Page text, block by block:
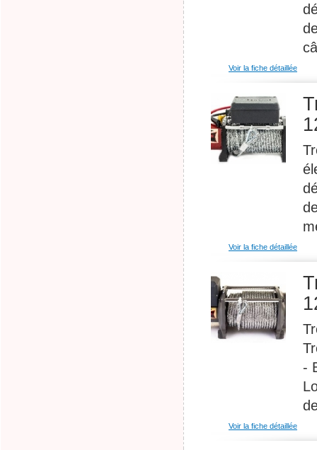
Voir la fiche détaillée
Voir la fiche détaillée
-
Voir la fiche détaillée